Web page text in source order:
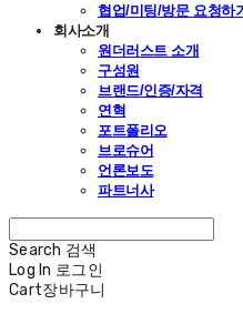
협업/미팅/방문 요청하기
회사소개
원더러스트 소개
구성원
브랜드/인증/자격
연혁
포트폴리오
브로슈어
언론보도
파트너사
Search 검색
Log In 로그인
Cart장바구니